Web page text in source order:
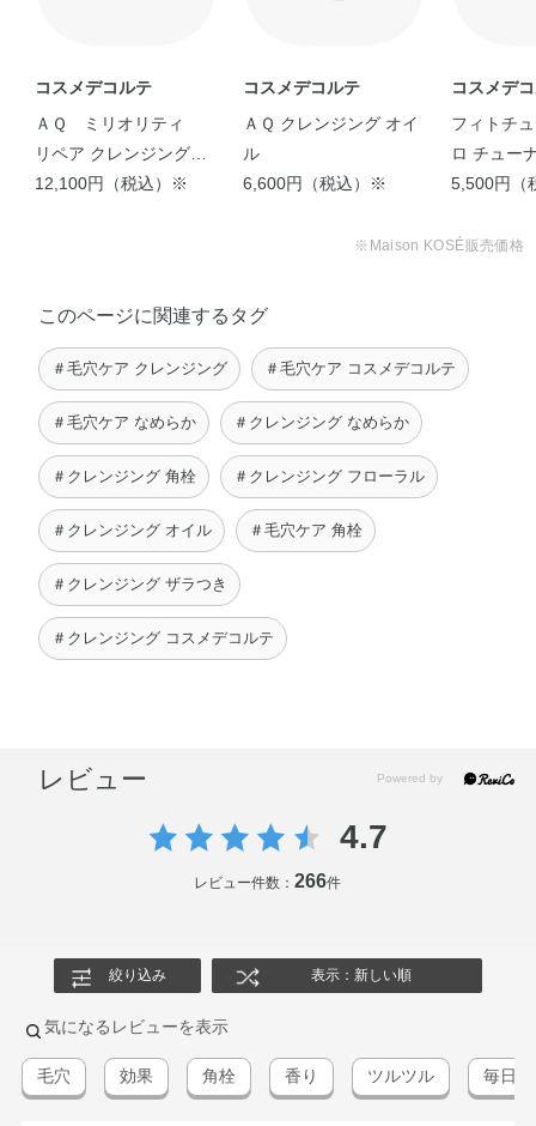
コスメデコルテ
ＡＱ ミリオリティ
リペア クレンジングク
リーム ｎ
12,100円（税込）※
コスメデコルテ
ＡＱ クレンジング オイ
ル
6,600円（税込）※
コスメデ
フィトチ
ロ チュー
5,500円（
※Maison KOSÉ販売価格
このページに関連するタグ
＃毛穴ケア クレンジング ＃毛穴ケア コスメデコルテ
＃毛穴ケア なめらか ＃クレンジング なめらか
＃クレンジング 角栓 ＃クレンジング フローラル
＃クレンジング オイル ＃毛穴ケア 角栓
＃クレンジング ザラつき
＃クレンジング コスメデコルテ
レビュー
4.7
レビュー件数：266件
絞り込み 表示：新しい順
気になるレビューを表示
毛穴 効果 角栓 香り ツルツル 毎日